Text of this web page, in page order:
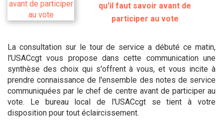
qu'il faut savoir avant de
participer au vote
La consultation sur le tour de service a débuté ce matin,
l'USACcgt vous propose dans cette communication une
synthèse des choix qui s'offrent à vous, et vous incite à
prendre connaissance de l'ensemble des notes de service
communiquées par le chef de centre avant de participer au
vote. Le bureau local de l'USACcgt se tient à votre
disposition pour tout éclaircissement.